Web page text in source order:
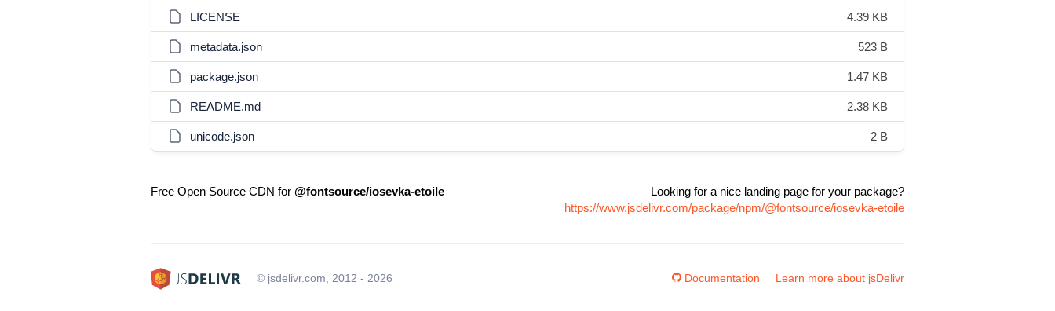
LICENSE 4.39 KB
metadata.json 523 B
package.json 1.47 KB
README.md 2.38 KB
unicode.json 2 B
Free Open Source CDN for @fontsource/iosevka-etoile
Looking for a nice landing page for your package?
https://www.jsdelivr.com/package/npm/@fontsource/iosevka-etoile
© jsdelivr.com, 2012 - 2026 Documentation Learn more about jsDelivr